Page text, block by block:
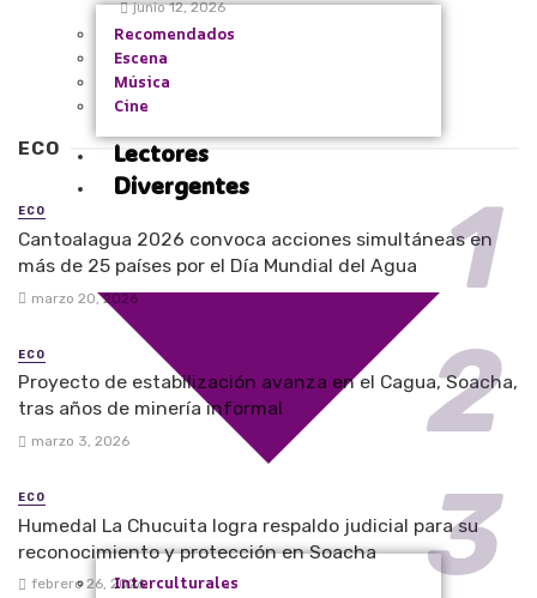
Recomendados
Escena
Música
Cine
Lectores
Divergentes
Interculturales
junio 12, 2026
ECO
ECO
Cantoalagua 2026 convoca acciones simultáneas en
más de 25 países por el Día Mundial del Agua
marzo 20, 2026
ECO
Proyecto de estabilización avanza en el Cagua, Soacha,
tras años de minería informal
marzo 3, 2026
ECO
Humedal La Chucuita logra respaldo judicial para su
reconocimiento y protección en Soacha
febrero 26, 2026